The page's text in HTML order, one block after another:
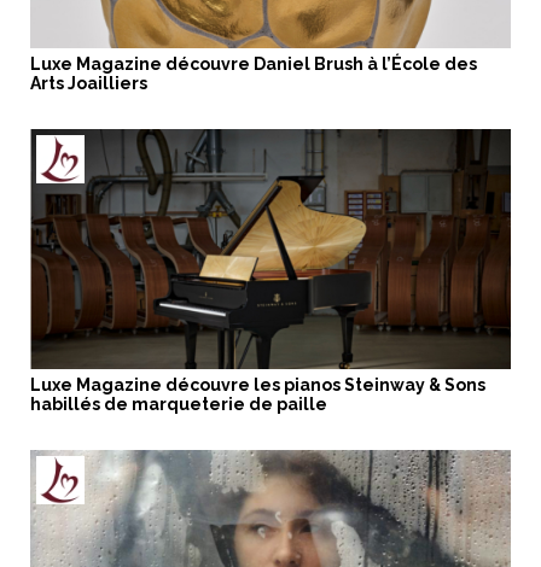
Luxe Magazine découvre Daniel Brush à l’École des
Arts Joailliers
Luxe Magazine découvre les pianos Steinway & Sons
habillés de marqueterie de paille